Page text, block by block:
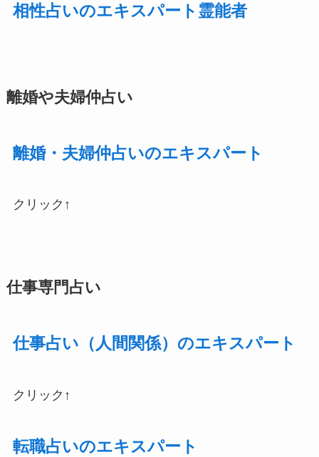
相性占いのエキスパート霊能者
離婚や夫婦仲占い
離婚・夫婦仲占いのエキスパート
クリック↑
仕事専門占い
仕事占い（人間関係）のエキスパート
クリック↑
転職占いのエキスパート